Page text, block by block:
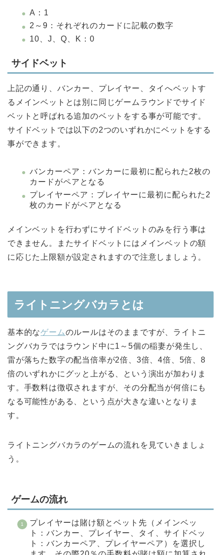
A：1
2～9：それぞれのカードに記載の数字
10、J、Q、K：0
サイドベット
上記の通り、バンカー、プレイヤー、タイへベットす
るメインベットとは別に同じゲームラウンドでサイド
ベットと呼ばれる追加のベットをする事が可能です。
サイドベットでは以下の2つのいずれかにベットをする
事ができます。
バンカーペア：バンカーに最初に配られた2枚の
カードがペアとなる
プレイヤーペア：プレイヤーに最初に配られた2
枚のカードがペアとなる
メインベットを行わずにサイドベットのみを行う事は
できません。またサイドベットにはメインベットの額
に応じた上限額が設定されますので注意しましょう。
ライトニングバカラとは
基本的なゲームのルールはそのままですが、ライトニ
ングバカラではラウンド中に1～5個の稲妻が発生し、
雷が落ちた数字の配当倍率が2倍、3倍、4倍、5倍、8
倍のいずれかにグッと上がる、という演出が加わりま
す。手数料は徴収されますが、その分配当が何倍にも
なる可能性がある、という点が大きな違いとなりま
す。
ライトニングバカラのゲームの流れを見ていきましょ
う。
ゲームの流れ
プレイヤーは賭け額とベット先（メインベッ
ト：バンカー、プレイヤー、タイ、サイドベッ
ト：バンカーペア、プレイヤーペア）を選択し